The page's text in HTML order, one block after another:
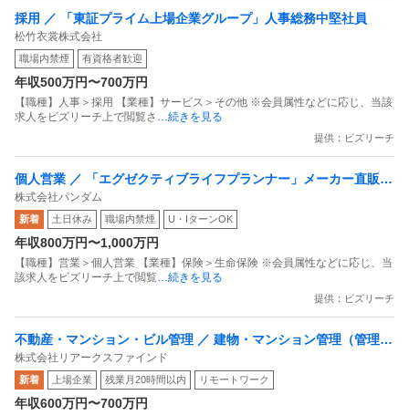
採用 ／ 「東証プライム上場企業グループ」人事総務中堅社員
松竹衣裳株式会社
職場内禁煙 有資格者歓迎
年収500万円〜700万円
【職種】人事＞採用 【業種】サービス＞その他 ※会員属性などに応じ、当該
求人をビズリーチ上で閲覧さ …続きを見る
提供：ビズリーチ
個人営業 ／ 「エグゼクティブライフプランナー」メーカー直販ご
出身歓迎／1社専属を卒業しさらに稼ぐ／20社以上の提案レンジ／
固定給oインセン選択可
株式会社パンダム
新着 土日休み 職場内禁煙 U・IターンOK
年収800万円〜1,000万円
【職種】営業＞個人営業 【業種】保険＞生命保険 ※会員属性などに応じ、当
該求人をビズリーチ上で閲覧…続きを見る
提供：ビズリーチ
不動産・マンション・ビル管理 ／ 建物・マンション管理（管理職
候補）
株式会社リアークスファインド
新着 上場企業 残業月20時間以内 リモートワーク
年収600万円〜700万円